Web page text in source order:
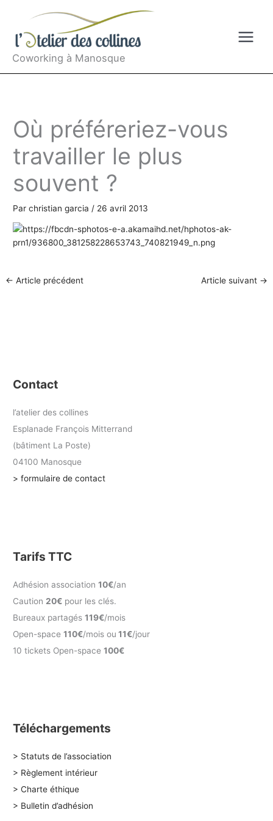
contenu
Coworking à Manosque
Où préféreriez-vous
travailler le plus
souvent ?
Parchristian garcia / 26 avril 2013
← Article précédent Article suivant →
Contact
l’atelier des collines
Esplanade François Mitterrand
(bâtiment La Poste)
04100 Manosque
> formulaire de contact
Tarifs TTC
Adhésion association10€/an
Caution 20€ pour les clés.
Bureaux partagés119€/mois
Open-space110€/mois ou 11€/jour
10 tickets Open-space100€
Téléchargements
> Statuts de l’association
> Règlement intérieur
> Charte éthique
> Bulletin d’adhésion